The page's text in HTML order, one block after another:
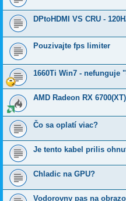
DPtoHDMI VS CRU -
Pouzivajte fps limiter
1660Ti Win7 - nefunguje
AMD Radeon RX
Čo sa oplatí viac?
Je tento kabel prilis
Chladic na GPU?
Vodorovny pas na